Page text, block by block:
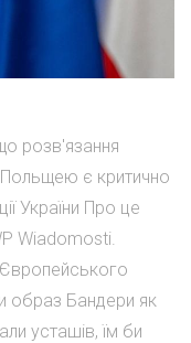
розв'язання
Польщею є критично
України Про це
Wiadomosti.
образ Бандери як
усташів, їм би